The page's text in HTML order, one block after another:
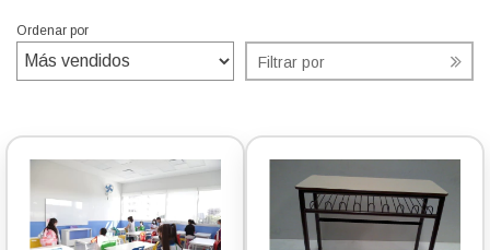
Ordenar por
Filtrar por